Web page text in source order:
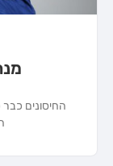
החיסונים כבר